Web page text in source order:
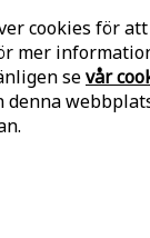
cookies för
mer
sevår
denna